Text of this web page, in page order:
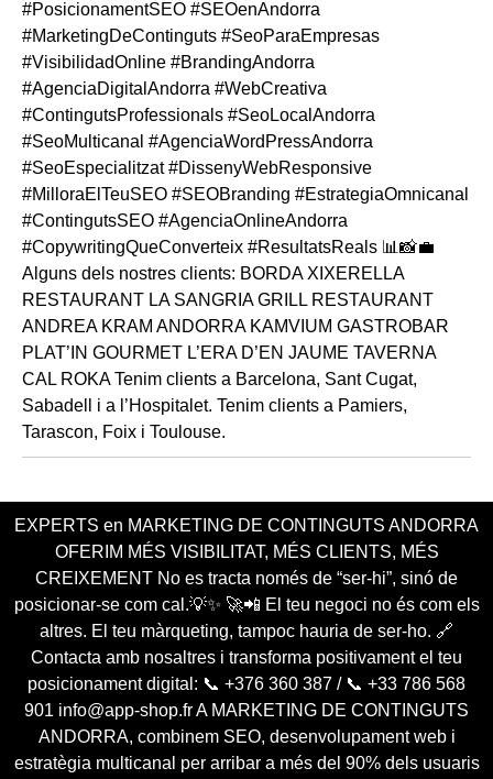
EXPERTS en MARKETING DE CONTINGUTS ANDORRA
OFERIM MÉS VISIBILITAT, MÉS CLIENTS, MÉS
CREIXEMENT No es tracta només de “ser-hi”, sinó de
posicionar-se com cal.💡✨ 🚀📲 El teu negoci no és com els
altres. El teu màrqueting, tampoc hauria de ser-ho. 🔗
Contacta amb nosaltres i transforma positivament el teu
posicionament digital: 📞 +376 360 387 / 📞 +33 786 568
901 info@app-shop.fr A MARKETING DE CONTINGUTS
ANDORRA, combinem SEO, desenvolupament web i
estratègia multicanal per arribar a més del 90% dels usuaris